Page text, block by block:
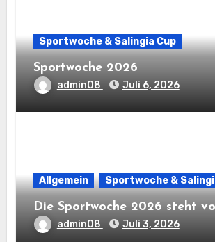
Sportwoche & Salingia Cup
Sportwoche 2026
admin08 Juli 6, 2026
Allgemein Sportwoche &
Die Sportwoche 2026 steht
admin08 Juli 3, 2026